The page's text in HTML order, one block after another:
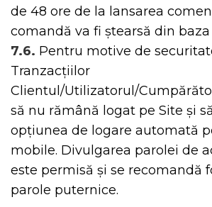
de 48 ore de la lansarea
comandă va fi ştearsă din
7.6. Pentru motive de
Tranzacțiilor
Clientul/Utilizatorul/
să nu rămână logat pe Site și
opțiunea de logare automată
mobile. Divulgarea parolei de
este permisă și se recomandă
parole puternice.